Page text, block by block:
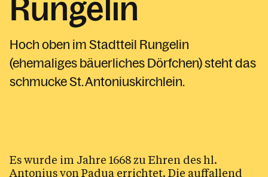
Pfarrliche Schwerpunkte
Sakramente
Tod, Beerdigung & Trauer
Service
Rungelin
Hoch oben im Stadtteil Rungelin
(ehemaliges bäuerliches Dörfchen) steht das
schmucke St. Antoniuskirchlein.
Es wurde im Jahre 1668 zu Ehren des hl.
Antonius von Padua errichtet. Die auffallend